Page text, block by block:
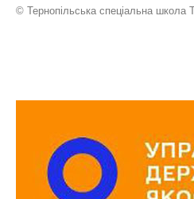
© Тернопільська спеціальна школа